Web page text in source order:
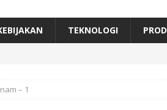
Lele, Ini Inovasi Mikroalga Prof Astri Rinanti dari
TEKNOLOGI
– 1